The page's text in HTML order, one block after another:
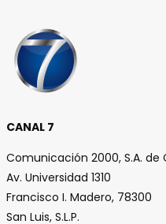
CANAL 7
Comunicación 2000, S.A. de
Av. Universidad 1310
Francisco I. Madero, 78300
San Luis, S.L.P.